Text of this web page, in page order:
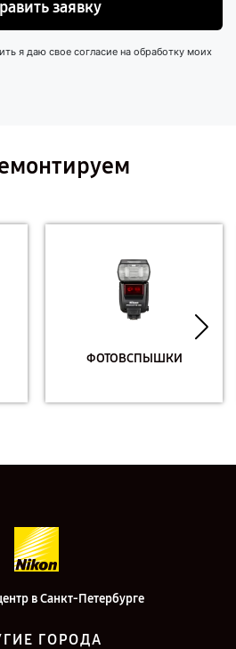
заявку
я даю свое согласие на обработку моих
ФОТОВСПЫШКИ
в Санкт-Петербурге
ГОРОДА